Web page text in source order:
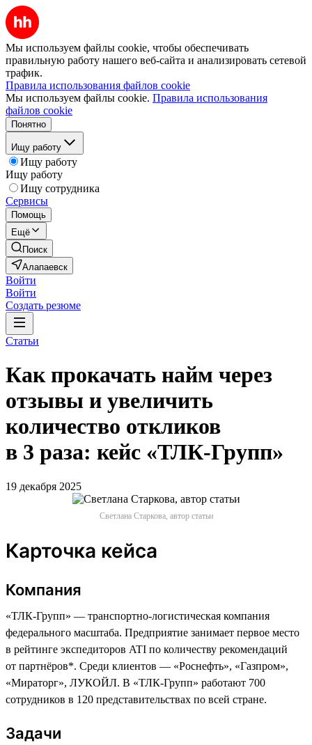
Мы используем файлы cookie, чтобы обеспечивать
правильную работу нашего веб-сайта и анализировать сетевой
трафик.
Правила использования файлов cookie
Мы используем файлы cookie. Правила использования
файлов cookie
Понятно
Ищу работу
Ищу работу
Ищу работу
Ищу сотрудника
Сервисы
Помощь
Ещё
Поиск
Алапаевск
Войти
Войти
Создать резюме
Статьи
Как прокачать найм через
отзывы и увеличить
количество откликов
в 3 раза: кейс «ТЛК-Групп»
19 декабря 2025
Светлана Старкова, автор статьи
Карточка кейса
Компания
«ТЛК-Групп» — транспортно-логистическая компания
федерального масштаба. Предприятие занимает первое место
в рейтинге экспедиторов ATI по количеству рекомендаций
от партнёров*. Среди клиентов — «Роснефть», «Газпром»,
«Мираторг», ЛУКОЙЛ. В «ТЛК-Групп» работают 700
сотрудников в 120 представительствах по всей стране.
Задачи